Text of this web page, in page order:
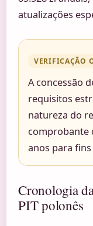
atualizações
VERIFICAÇÃO
A concessão
requisitos
natureza do
comprobante
anos para
Cronologia
PIT polonês